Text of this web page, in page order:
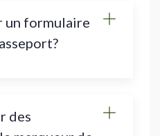
un formulaire
des